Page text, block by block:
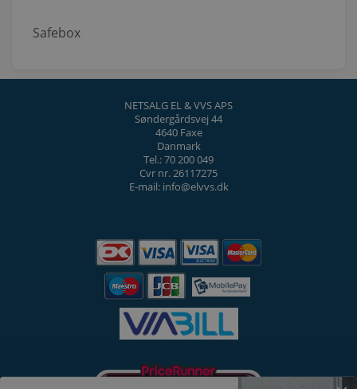
Safebox
NETSALG EL & VVS APS
Søndergårdsvej 44
4640 Faxe
Danmark
Tel.: 70 200 049
Cvr nr. 26117275
E-mail: info@elvvs.dk